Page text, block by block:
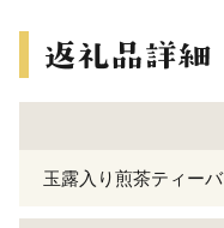
玉露入り煎茶ティー